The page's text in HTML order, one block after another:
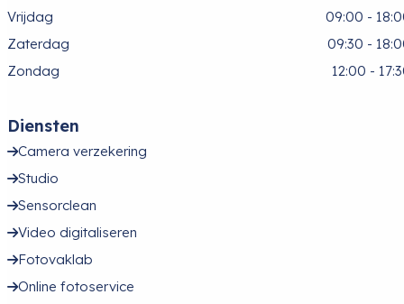
Vrijdag
09:00 -
Zaterdag
09:30 -
Zondag
12:00 -
Diensten
Camera verzekering
Studio
Sensorclean
Video digitaliseren
Fotovaklab
Online fotoservice